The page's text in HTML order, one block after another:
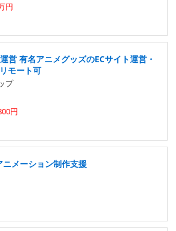
円
営 有名アニメグッズのECサイト運営・
モート可
プ
円
ニメーション制作支援